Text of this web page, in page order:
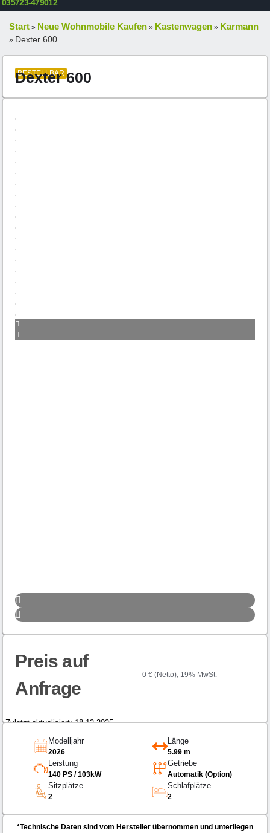
035723-479012
Start » Neue Wohnmobile Kaufen » Kastenwagen » Karmann
» Dexter 600
BESTELLBAR
Dexter 600
Preis auf
Anfrage
0 € (Netto), 19% MwSt.
Zuletzt aktualisiert: 18.12.2025
Modelljahr
2026
Länge
5.99 m
Leistung
140 PS / 103kW
Getriebe
Automatik (Option)
Sitzplätze
2
Schlafplätze
2
*Technische Daten sind vom Hersteller übernommen und unterliegen